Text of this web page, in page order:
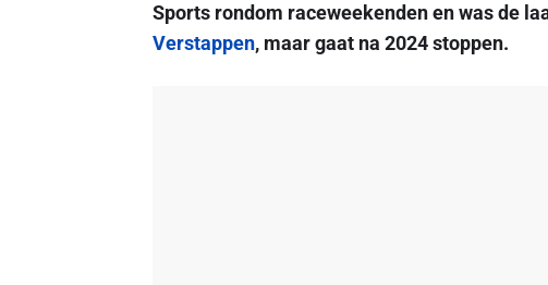
Sports rondom raceweekenden en was de
Verstappen, maar gaat na 2024 stoppen.